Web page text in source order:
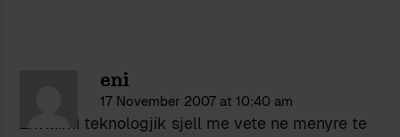
eni
17 November 2007 at 10:40 am
Zhvillimi teknologjik sjell me vete ne menyre te